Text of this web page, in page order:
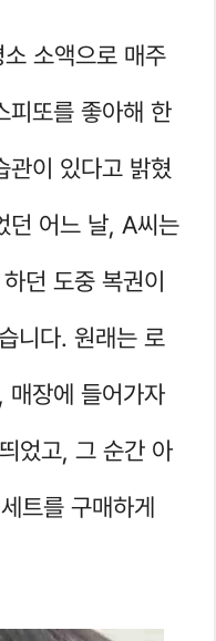
소액으로 매주
피또를 좋아해 한
관이 있다고 밝혔
던 어느 날, A씨는
던 도중 복권이
니다. 원래는 로
매장에 들어가자
었고, 그 순간 아
트를 구매하게